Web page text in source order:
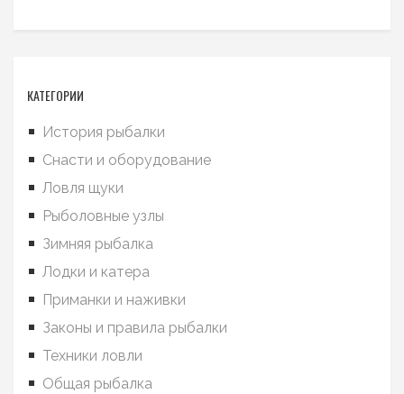
КАТЕГОРИИ
История рыбалки
Снасти и оборудование
Ловля щуки
Рыболовные узлы
Зимняя рыбалка
Лодки и катера
Приманки и наживки
Законы и правила рыбалки
Техники ловли
Общая рыбалка